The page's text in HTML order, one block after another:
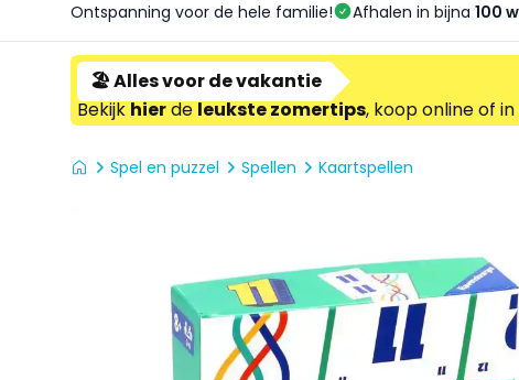
Ontspanning voor de hele familie! Afhalen in bijna 100
🏖️ Alles voor de vakantie
Bekijkhierdeleukste zomertips, koop online of
Spel en puzzel Spellen Kaartspellen